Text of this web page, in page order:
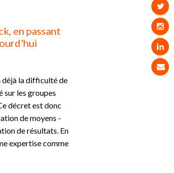
en passant
déjà la difficulté de
sur les groupes
décret est donc
de moyens -
de résultats. En
expertise comme